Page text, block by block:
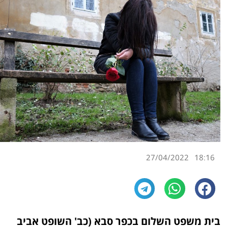
18:16
27/04/2022
בית משפט השלום בכפר סבא (כב' השופט אביב